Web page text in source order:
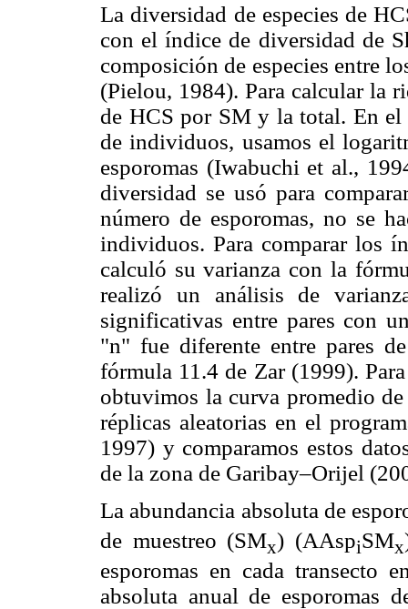
La diversidad de especies de
con el índice de diversidad de
composición de especies entre
(Pielou, 1984). Para calcular la
de HCS por SM y la total. En
de individuos, usamos el
esporomas (Iwabuchi et al.,
diversidad se usó para
número de esporomas, no se
individuos. Para comparar los
calculó su varianza con la
realizó un análisis de
significativas entre pares con
"n" fue diferente entre pares
fórmula 11.4 de Zar (1999).
obtuvimos la curva promedio
réplicas aleatorias en el
1997) y comparamos estos
de la zona de Garibay–Orijel
La abundancia absoluta de
de muestreo (SMx) (AAspiSMx
esporomas en cada transecto
absoluta anual de esporomas